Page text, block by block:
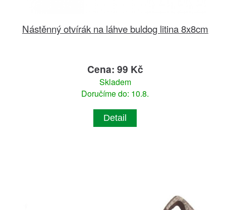
Nástěnný otvírák na láhve buldog litina 8x8cm
Cena: 99 Kč
Skladem
Doručíme do: 10.8.
Detail